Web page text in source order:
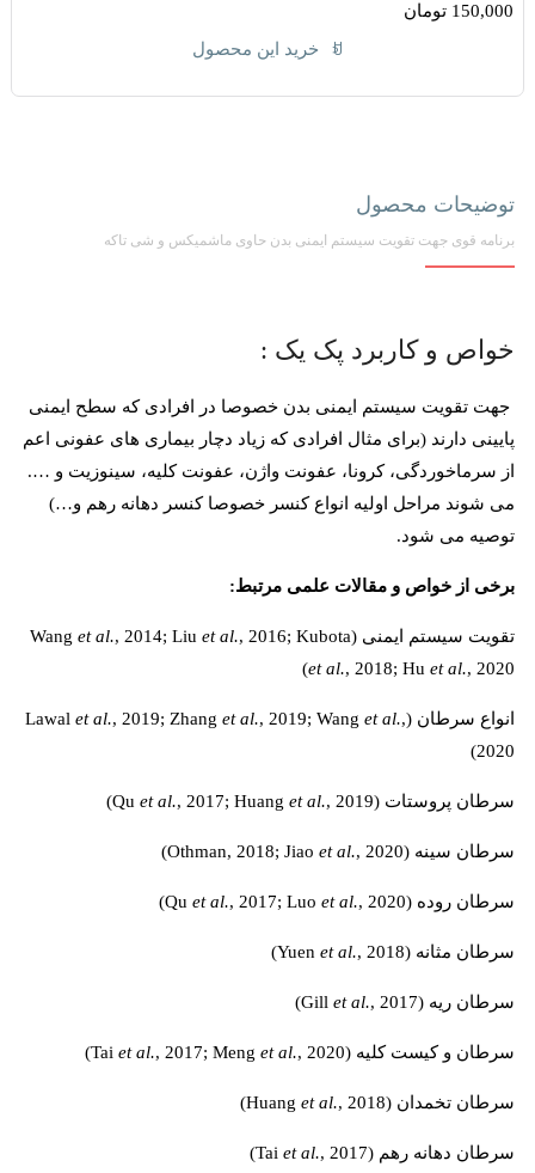
150,000 تومان
خرید این محصول
توضیحات محصول
برنامه قوی جهت تقویت سیستم ایمنی بدن حاوی ماشمیکس و شی تاکه
خواص و کاربرد پک یک :
جهت تقویت سیستم ایمنی بدن خصوصا در افرادی که سطح ایمنی
پایینی دارند (برای مثال افرادی که زیاد دچار بیماری های عفونی اعم
از سرماخوردگی، کرونا، عفونت واژن، عفونت کلیه، سینوزیت و ….
می شوند مراحل اولیه انواع کنسر خصوصا کنسر دهانه رهم و…)
توصیه می شود.
برخی از خواص و مقالات علمی مرتبط:
تقویت سیستم ایمنی (Wang et al., 2014; Liu et al., 2016; Kubota
et al., 2018; Hu et al., 2020)
انواع سرطان (Lawal et al., 2019; Zhang et al., 2019; Wang et al.,
2020)
سرطان پروستات (Qu et al., 2017; Huang et al., 2019)
سرطان سینه (Othman, 2018; Jiao et al., 2020)
سرطان روده (Qu et al., 2017; Luo et al., 2020)
سرطان مثانه (Yuen et al., 2018)
سرطان ریه (Gill et al., 2017)
سرطان و کیست کلیه (Tai et al., 2017; Meng et al., 2020)
سرطان تخمدان (Huang et al., 2018)
سرطان دهانه رهم (Tai et al., 2017)